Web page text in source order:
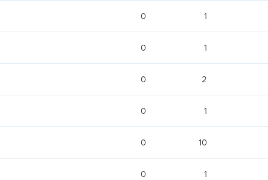
0 1
0 1
0 2
0 1
0 10
0 1